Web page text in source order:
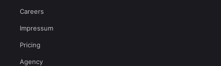
Careers
Impressum
Pricing
Agency